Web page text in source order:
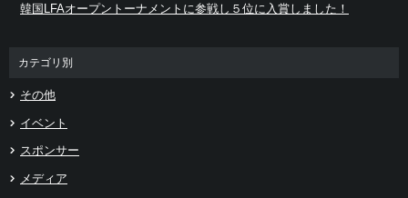
韓国LFAオープントーナメントに参戦し５位に入賞しました！
カテゴリ別
その他
イベント
スポンサー
メディア